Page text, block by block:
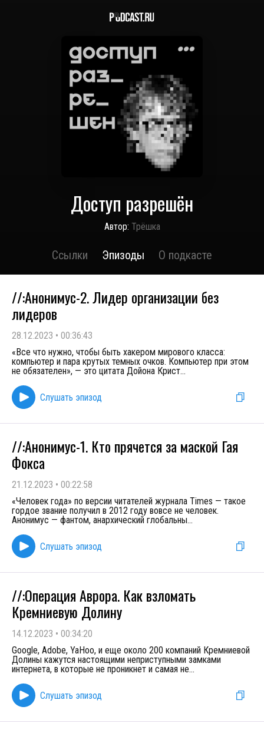
Доступ разрешён
Автор: Трёшка
Ссылки Эпизоды О подкасте
//:Анонимус-2. Лидер организации без
лидеров
28.12.2023 • 00:36:43
«Все что нужно, чтобы быть хакером мирового класса:
компьютер и пара крутых темных очков. Компьютер при этом
не обязателен», — это цитата Дойона Крист...
Слушать эпизод
//:Анонимус-1. Кто прячется за маской Гая
Фокса
21.12.2023 • 00:22:58
«Человек года» по версии читателей журнала Times — такое
гордое звание получил в 2012 году вовсе не человек.
Анонимус — фантом, анархический глобальны...
Слушать эпизод
//:Операция Аврора. Как взломать
Кремниевую Долину
14.12.2023 • 00:34:20
Google, Adobe, YaHoo, и еще около 200 компаний Кремниевой
Долины кажутся настоящими неприступными замками
интернета, в которые не проникнет и самая не...
Слушать эпизод